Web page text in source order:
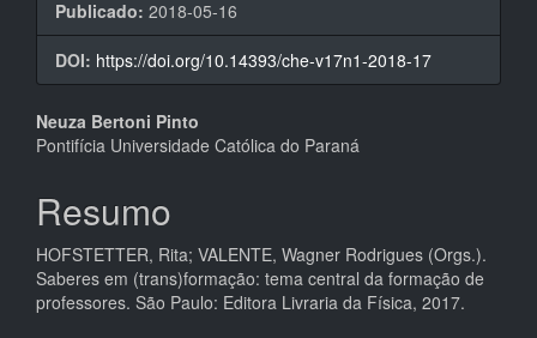
Publicado: 2018-05-16
DOI: https://doi.org/10.14393/che-v17n1-2018-17
Conteúdo
do
artigo
principal
Neuza Bertoni Pinto
Pontifícia Universidade Católica do Paraná
Resumo
HOFSTETTER, Rita; VALENTE, Wagner Rodrigues (Orgs.).
Saberes em (trans)formação: tema central da formação de
professores. São Paulo: Editora Livraria da Física, 2017.